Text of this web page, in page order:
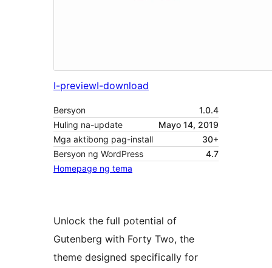
I-previewI-download
Bersyon
1.0.4
Huling na-update
Mayo 14, 2019
Mga aktibong pag-install
30+
Bersyon ng WordPress
4.7
Homepage ng tema
Unlock the full potential of
Gutenberg with Forty Two, the
theme designed specifically for